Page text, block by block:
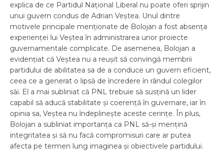
explica de ce Partidul Național Liberal nu poate oferi sprijin
unui guvern condus de Adrian Veștea. Unul dintre
motivele principale menționate de Bolojan a fost absența
experienței lui Veștea în administrarea unor proiecte
guvernamentale complicate. De asemenea, Bolojan a
evidențiat că Veștea nu a reușit să convingă membrii
partidului de abilitatea sa de a conduce un guvern eficient,
ceea ce a generat o lipsă de încredere în rândul colegilor
săi. El a mai subliniat că PNL trebuie să susțină un lider
capabil să aducă stabilitate și coerență în guvernare, iar în
opinia sa, Veștea nu îndeplinește aceste cerințe. În plus,
Bolojan a subliniat importanța ca PNL să-și mențină
integritatea și să nu facă compromisuri care ar putea
afecta pe termen lung imaginea și obiectivele partidului.